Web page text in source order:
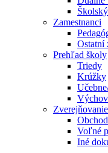
Zamestnanci
Ostatní
Prehľad školy
Triedy
Krúžky
Zverejňovanie
Voľné
Iné